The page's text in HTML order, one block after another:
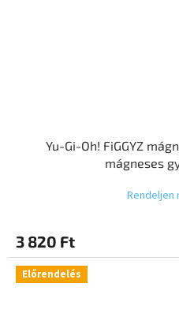
Yu-Gi-Oh! FiGGYZ
mágneses
Rendeljen
3 820 Ft
Előrendelés